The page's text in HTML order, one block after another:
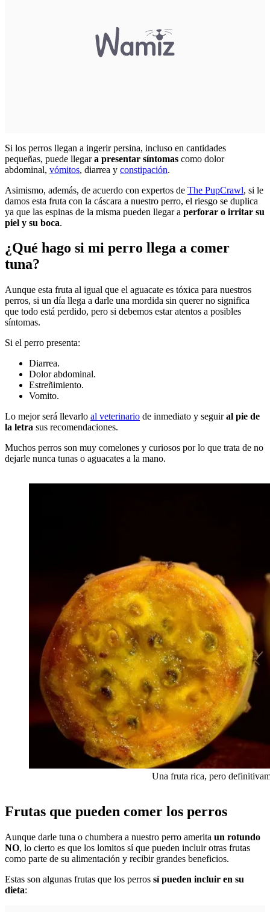
Si los perros llegan a ingerir persina, incluso en cantidades
pequeñas, puede llegara presentar síntomas como dolor
abdominal, vómitos, diarrea y constipación.
Asimismo, además, de acuerdo con expertos de The PupCrawl, si le
damos esta fruta con la cáscara a nuestro perro, el riesgo se duplica
ya que las espinas de la misma pueden llegar a perforar o irritar su
piel y su boca.
¿Qué hago si mi perro llega a comer
tuna?
Aunque esta fruta al igual que el aguacate es tóxica para nuestros
perros, si un día llega a darle una mordida sin querer no significa
que todo está perdido, pero si debemos estar atentos a posibles
síntomas.
Si el perro presenta:
Diarrea.
Dolor abdominal.
Estreñimiento.
Vomito.
Lo mejor será llevarlo al veterinario de inmediato y seguiral pie de
la letra sus recomendaciones.
Muchos perros son muy comelones y curiosos por lo que trata de no
dejarle nunca tunas o aguacates a la mano.
Una fruta rica, pero
Frutas que pueden comer los perros
Aunque darle tuna o chumbera a nuestro perro amerita un rotundo
NO, lo cierto es que los lomitos sí que pueden incluir otras frutas
como parte de su alimentación y recibir grandes beneficios.
Estas son algunas frutas que los perros sí pueden incluir en su
dieta: